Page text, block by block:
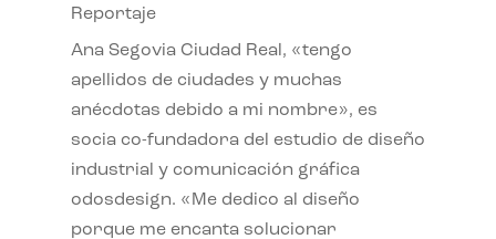
Reportaje
Ana Segovia Ciudad Real, «tengo
apellidos de ciudades y muchas
anécdotas debido a mi nombre», es
socia co-fundadora del estudio de diseño
industrial y comunicación gráfica
odosdesign. «Me dedico al diseño
porque me encanta solucionar